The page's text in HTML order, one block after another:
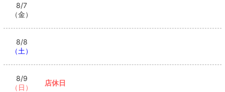
8/7
（金）
8/8
（土）
8/9
（日）
店休日